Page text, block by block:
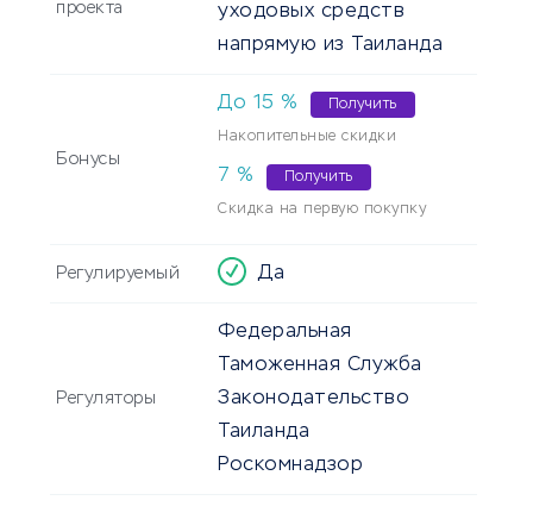
проекта
уходовых средств
напрямую из Таиланда
Бонусы
До 15 % Получить
Накопительные скидки
7 % Получить
Скидка на первую покупку
Регулируемый Да
Регуляторы
Федеральная
Таможенная Служба
Законодательство
Таиланда
Роскомнадзор